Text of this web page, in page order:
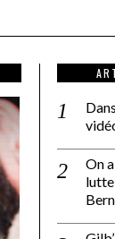
On
lutte